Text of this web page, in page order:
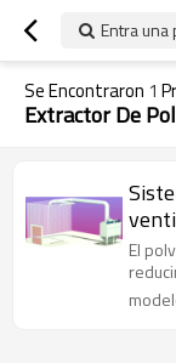
Entra
Se Encontraron 1
Extractor De
El